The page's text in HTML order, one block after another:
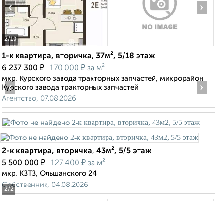
2/10
‹ ›
1-к квартира, вторичка, 37м², 5/18 этаж
6 237 300 ₽ 170 000 ₽ за м²
мкр. Курского завода тракторных запчастей, микрорайон
Курского завода тракторных запчастей
Агентство, 07.08.2026
2/2
‹ ›
2-к квартира, вторичка, 43м², 5/5 этаж
5 500 000 ₽ 127 400 ₽ за м²
мкр. КЗТЗ, Ольшанского 24
Собственник, 04.08.2026